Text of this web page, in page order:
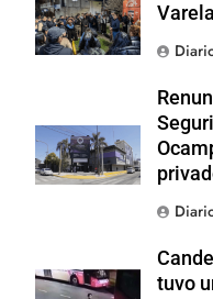
Varela
tuvo